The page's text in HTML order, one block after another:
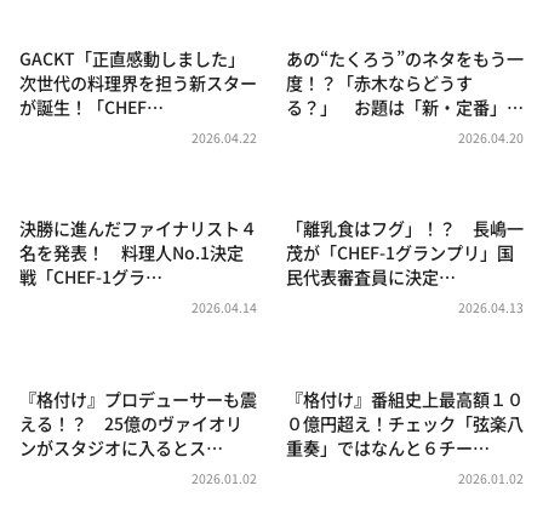
朝だ！生です旅サラダ
教えて！ニュースライブ 正義のミカタ
ポツンと一軒家
ザキ山小屋本館
GACKT「正直感動しました」
次世代の料理界を担う新スター
が誕生！「CHEF…
2026.04.22
あの“たくろう”のネタをもう一
度！？「赤木ならどうす
る？」 お題は「新・定番」…
2026.04.20
決勝に進んだファイナリスト４
名を発表！ 料理人No.1決定
戦「CHEF-1グラ…
2026.04.14
「離乳食はフグ」！？ 長嶋一
茂が「CHEF-1グランプリ」国
民代表審査員に決定…
2026.04.13
『格付け』プロデューサーも震
える！？ 25億のヴァイオリ
ンがスタジオに入るとス…
2026.01.02
『格付け』番組史上最高額１０
０億円超え！チェック「弦楽八
重奏」ではなんと６チー…
2026.01.02